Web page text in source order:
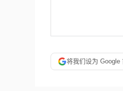
供应，推高油价
将我们设为 Google